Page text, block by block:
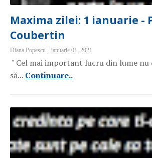
Maxima zilei: 1 ianuarie -
Coubertin
Diana Popescu ianuarie 01, 2021
" Cel mai important lucru din lume nu
să... Continuare..